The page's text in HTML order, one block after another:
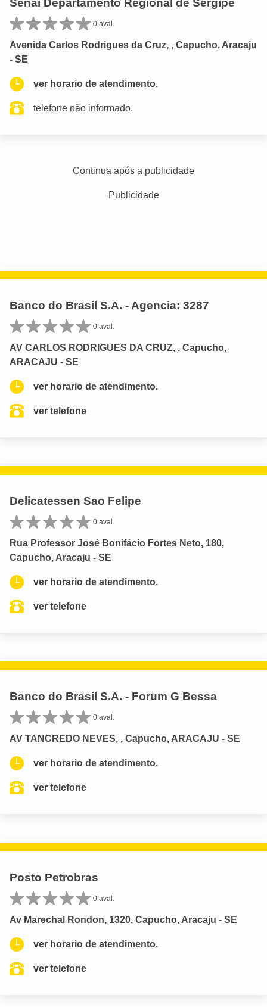
Senai Departamento Regional de Sergipe
0 aval.
Avenida Carlos Rodrigues da Cruz, , Capucho, Aracaju
- SE
ver horario de atendimento.
telefone não informado.
Continua após a publicidade
Publicidade
Banco do Brasil S.A. - Agencia: 3287
0 aval.
AV CARLOS RODRIGUES DA CRUZ, , Capucho,
ARACAJU - SE
ver horario de atendimento.
ver telefone
Delicatessen Sao Felipe
0 aval.
Rua Professor José Bonifácio Fortes Neto, 180,
Capucho, Aracaju - SE
ver horario de atendimento.
ver telefone
Banco do Brasil S.A. - Forum G Bessa
0 aval.
AV TANCREDO NEVES, , Capucho, ARACAJU - SE
ver horario de atendimento.
ver telefone
Posto Petrobras
0 aval.
Av Marechal Rondon, 1320, Capucho, Aracaju - SE
ver horario de atendimento.
ver telefone